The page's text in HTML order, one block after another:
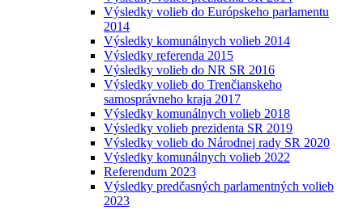
Výsledky volieb do Európskeho parlamentu
2014
Výsledky komunálnych volieb 2014
Výsledky referenda 2015
Výsledky volieb do NR SR 2016
Výsledky volieb do Trenčianskeho
samosprávneho kraja 2017
Výsledky komunálnych volieb 2018
Výsledky volieb prezidenta SR 2019
Výsledky volieb do Národnej rady SR 2020
Výsledky komunálnych volieb 2022
Referendum 2023
Výsledky predčasných parlamentných volieb
2023